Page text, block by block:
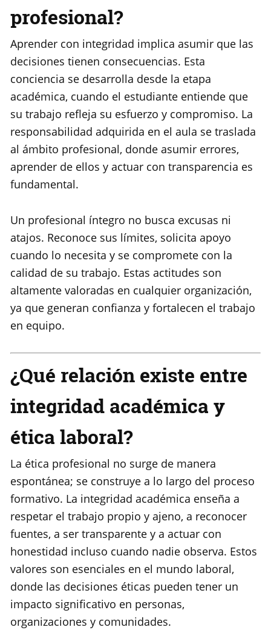
profesional?
Aprender con integridad implica asumir que las
decisiones tienen consecuencias. Esta
conciencia se desarrolla desde la etapa
académica, cuando el estudiante entiende que
su trabajo refleja su esfuerzo y compromiso. La
responsabilidad adquirida en el aula se traslada
al ámbito profesional, donde asumir errores,
aprender de ellos y actuar con transparencia es
fundamental.
Un profesional íntegro no busca excusas ni
atajos. Reconoce sus límites, solicita apoyo
cuando lo necesita y se compromete con la
calidad de su trabajo. Estas actitudes son
altamente valoradas en cualquier organización,
ya que generan confianza y fortalecen el trabajo
en equipo.
¿Qué relación existe entre
integridad académica y
ética laboral?
La ética profesional no surge de manera
espontánea; se construye a lo largo del proceso
formativo. La integridad académica enseña a
respetar el trabajo propio y ajeno, a reconocer
fuentes, a ser transparente y a actuar con
honestidad incluso cuando nadie observa. Estos
valores son esenciales en el mundo laboral,
donde las decisiones éticas pueden tener un
impacto significativo en personas,
organizaciones y comunidades.